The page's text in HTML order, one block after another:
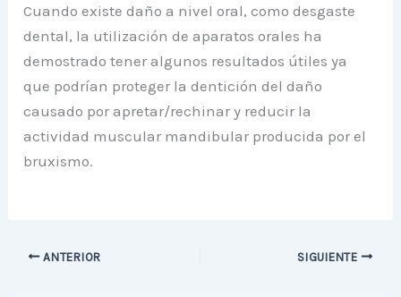
Cuando existe daño a nivel oral, como desgaste
dental, la utilización de aparatos orales ha
demostrado tener algunos resultados útiles ya
que podrían proteger la dentición del daño
causado por apretar/rechinar y reducir la
actividad muscular mandibular producida por el
bruxismo.
ANTERIOR SIGUIENTE